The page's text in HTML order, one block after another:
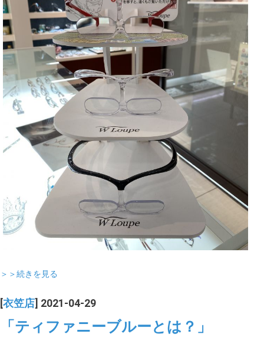
＞＞続きを見る
[衣笠店] 2021-04-29
「ティファニーブルーとは？」